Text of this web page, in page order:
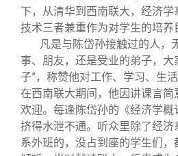
下，从清华到西南联大，经济
技术三者兼重作为对学生的培养
凡是与陈岱孙接触过的人，
事、朋友，还是受业的弟子，大
子”，称赞他对工作、学习、生
在西南联大期间，他因讲课言
欢迎。每逢陈岱孙的《经济学
挤得水泄不通。听众里除了经
系外班的，没占到座的学生们